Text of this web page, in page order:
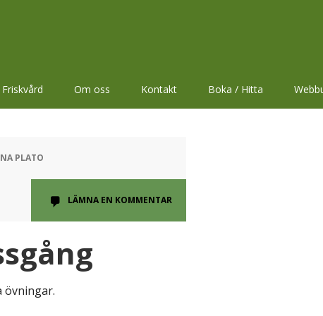
Om oss Kontakt Boka / Hitta
PLATO
LÄMNA EN KOMMENTAR
övningar.